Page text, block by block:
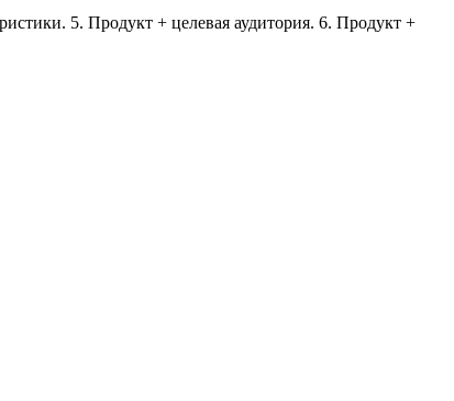
5. Продукт + целевая аудитория. 6. Продукт +